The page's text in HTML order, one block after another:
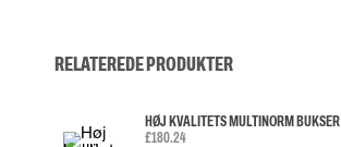
RELATEREDE PRODUKTER
HØJ KVALITETS MULTINORM BUKSER
£180.24